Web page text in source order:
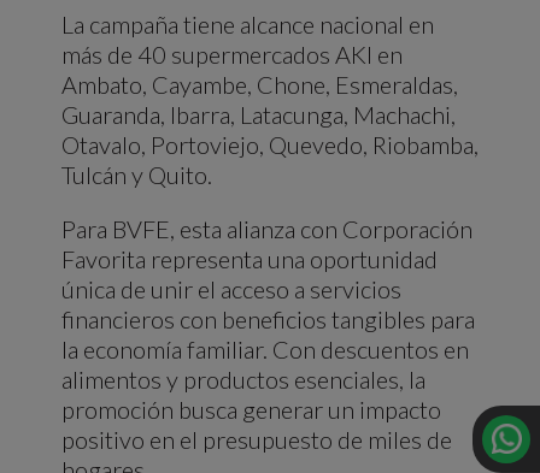
La campaña tiene alcance nacional en
más de 40 supermercados AKI en
Ambato, Cayambe, Chone, Esmeraldas,
Guaranda, Ibarra, Latacunga, Machachi,
Otavalo, Portoviejo, Quevedo, Riobamba,
Tulcán y Quito.
Para BVFE, esta alianza con Corporación
Favorita representa una oportunidad
única de unir el acceso a servicios
financieros con beneficios tangibles para
la economía familiar. Con descuentos en
alimentos y productos esenciales, la
promoción busca generar un impacto
positivo en el presupuesto de miles de